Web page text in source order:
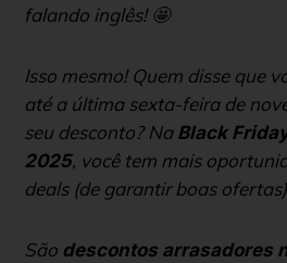
falando inglês! 🤩
Isso mesmo! Quem disse que
até a última sexta-feira de
seu desconto? Na Black
2025, você tem mais
deals (de garantir boas
São descontos arrasadores